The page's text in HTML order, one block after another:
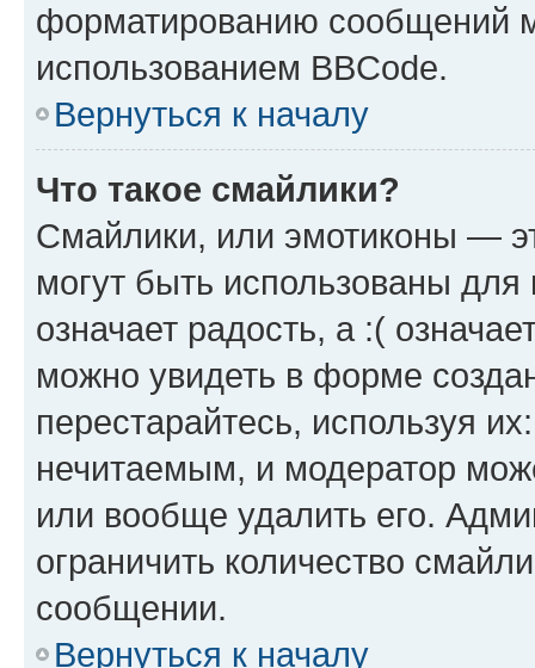
форматированию сообщений
использованием BBCode.
Вернуться к началу
Что такое смайлики?
Смайлики, или эмотиконы —
могут быть использованы
означает радость, а :(
можно увидеть в форме
перестарайтесь, используя
нечитаемым, и модератор
или вообще удалить его.
ограничить количество
сообщении.
Вернуться к началу